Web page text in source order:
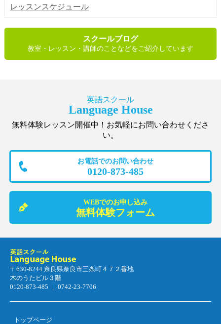
レッスンスケジュール
スクールブログ
教室・レッスン・講師のことなどをご紹介しています
英語スクール
Language House
無料体験レッスン開催中！お気軽にお問い合わせくださ
い。
お電話でのお問い合わせ
0120-873-485
WEBでのお申し込み
無料体験フォーム
〒630-8244 奈良県奈良市三条町４７２番地
木のうたビル３階
0120-873-485 ｜ 0742-23-7706
トップページ